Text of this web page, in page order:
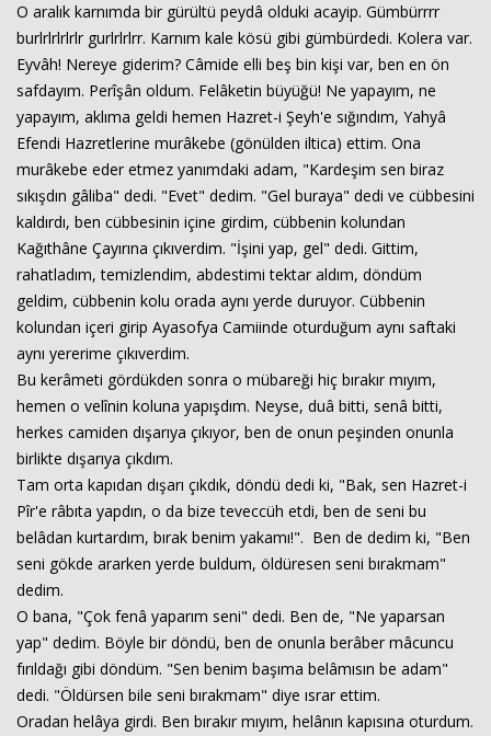
O aralık karnımda bir gürültü peydâ olduki acayip. Gümbürrrr
burlrlrlrlrlr gurlrlrlrr. Karnım kale kösü gibi gümbürdedi. Kolera var.
Eyvâh! Nereye giderim? Câmide elli beş bin kişi var, ben en ön
safdayım. Perîşân oldum. Felâketin büyüğü! Ne yapayım, ne
yapayım, aklıma geldi hemen Hazret-i Şeyh'e sığındım, Yahyâ
Efendi Hazretlerine murâkebe (gönülden iltica) ettim. Ona
murâkebe eder etmez yanımdaki adam, "Kardeşim sen biraz
sıkışdın gâliba" dedi. "Evet" dedim. "Gel buraya" dedi ve cübbesini
kaldırdı, ben cübbesinin içine girdim, cübbenin kolundan
Kağıthâne Çayırına çıkıverdim. "İşini yap, gel" dedi. Gittim,
rahatladım, temizlendim, abdestimi tektar aldım, döndüm
geldim, cübbenin kolu orada aynı yerde duruyor. Cübbenin
kolundan içeri girip Ayasofya Camiinde oturduğum aynı saftaki
aynı yererime çıkıverdim.
Bu kerâmeti gördükden sonra o mübareği hiç bırakır mıyım,
hemen o velînin koluna yapışdım. Neyse, duâ bitti, senâ bitti,
herkes camiden dışarıya çıkıyor, ben de onun peşinden onunla
birlikte dışarıya çıkdım.
Tam orta kapıdan dışarı çıkdık, döndü dedi ki, "Bak, sen Hazret-i
Pîr'e râbıta yapdın, o da bize teveccüh etdi, ben de seni bu
belâdan kurtardım, bırak benim yakamı!". Ben de dedim ki, "Ben
seni gökde ararken yerde buldum, öldüresen seni bırakmam"
dedim.
O bana, "Çok fenâ yaparım seni" dedi. Ben de, "Ne yaparsan
yap" dedim. Böyle bir döndü, ben de onunla berâber mâcuncu
fırıldağı gibi döndüm. "Sen benim başıma belâmısın be adam"
dedi. "Öldürsen bile seni bırakmam" diye ısrar ettim.
Oradan helâya girdi. Ben bırakır mıyım, helânın kapısına oturdum.